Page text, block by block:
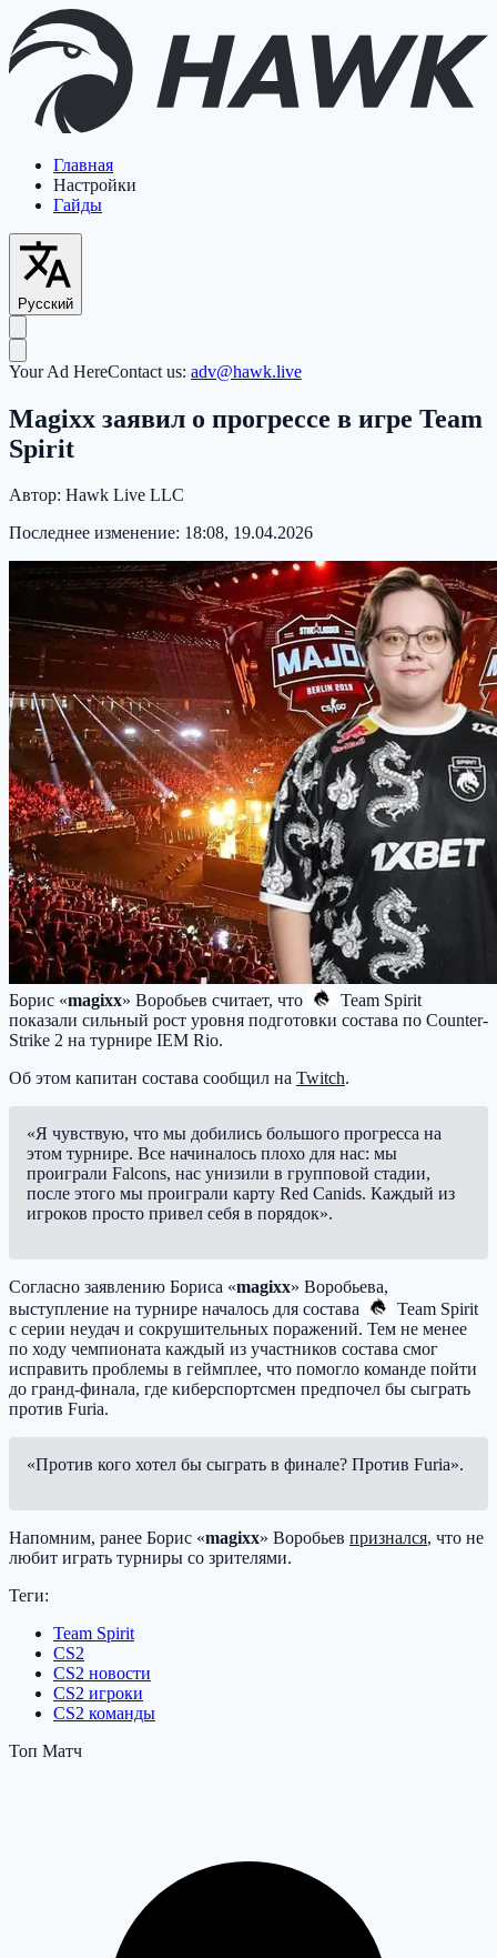
Главная
Настройки
Гайды
Русский
Your Ad HereContact us: adv@hawk.live
Magixx заявил о прогрессе в игре Team
Spirit
Автор: Hawk Live LLC
Последнее изменение: 18:08, 19.04.2026
Борис «magixx» Воробьев считает, что
Team Spirit
показали сильный рост уровня подготовки состава по Counter-
Strike 2 на турнире IEM Rio.
Об этом капитан состава сообщил на Twitch.
«Я чувствую, что мы добились большого прогресса на
этом турнире. Все начиналось плохо для нас: мы
проиграли Falcons, нас унизили в групповой стадии,
после этого мы проиграли карту Red Canids. Каждый из
игроков просто привел себя в порядок».
Согласно заявлению Бориса «magixx» Воробьева,
выступление на турнире началось для состава
Team Spirit
с серии неудач и сокрушительных поражений. Тем не менее
по ходу чемпионата каждый из участников состава смог
исправить проблемы в геймплее, что помогло команде пойти
до гранд-финала, где киберспортсмен предпочел бы сыграть
против Furia.
«Против кого хотел бы сыграть в финале? Против Furia».
Напомним, ранее Борис «magixx» Воробьев признался, что не
любит играть турниры со зрителями.
Теги:
Team Spirit
CS2
CS2 новости
CS2 игроки
CS2 команды
Топ Матч